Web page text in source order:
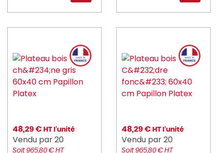
48,29 € HT l'unité
Vendu par 20
Soit 965,80 € HT
48,29 € HT l'unité
Vendu par 20
Soit 965,80 € HT